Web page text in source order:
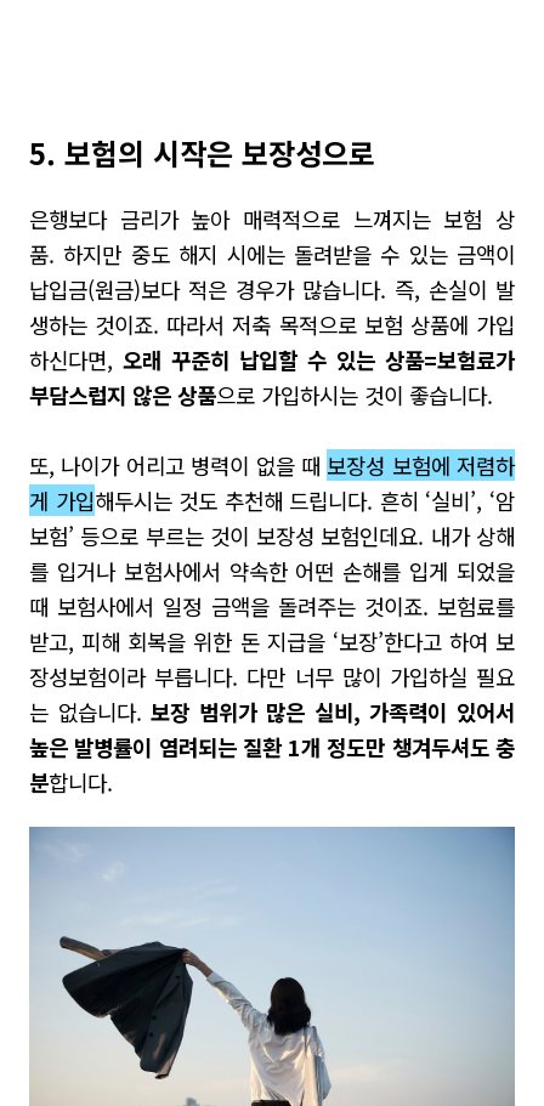
5. 보험의 시작은 보장성으로
은행보다 금리가 높아 매력적으로 느껴지는 보험 상
품. 하지만 중도 해지 시에는 돌려받을 수 있는 금액이
납입금(원금)보다 적은 경우가 많습니다. 즉, 손실이 발
생하는 것이죠. 따라서 저축 목적으로 보험 상품에 가입
하신다면, 오래 꾸준히 납입할 수 있는 상품=보험료가
부담스럽지 않은 상품으로 가입하시는 것이 좋습니다.
또, 나이가 어리고 병력이 없을 때 보장성 보험에 저렴하
게 가입해두시는 것도 추천해 드립니다. 흔히 ‘실비’, ‘암
보험’ 등으로 부르는 것이 보장성 보험인데요. 내가 상해
를 입거나 보험사에서 약속한 어떤 손해를 입게 되었을
때 보험사에서 일정 금액을 돌려주는 것이죠. 보험료를
받고, 피해 회복을 위한 돈 지급을 ‘보장’한다고 하여 보
장성보험이라 부릅니다. 다만 너무 많이 가입하실 필요
는 없습니다. 보장 범위가 많은 실비, 가족력이 있어서
높은 발병률이 염려되는 질환 1개 정도만 챙겨두셔도 충
분합니다.